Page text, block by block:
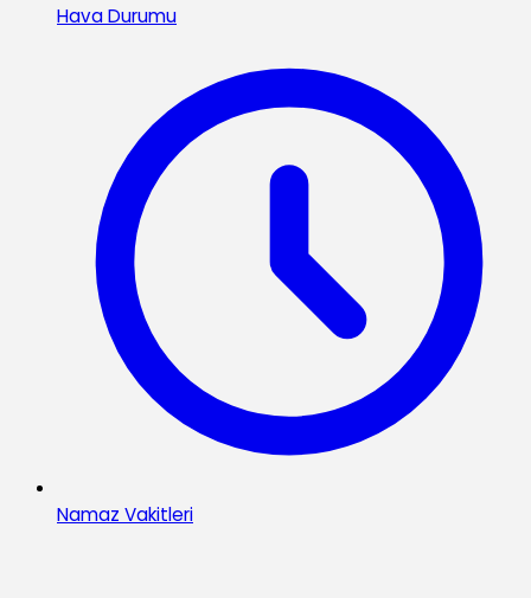
Hava Durumu
Namaz Vakitleri